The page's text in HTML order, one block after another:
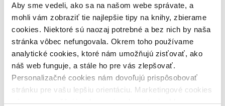
Aby sme vedeli, ako sa na našom webe správate, a
mohli vám zobraziť tie najlepšie tipy na knihy, zbierame
cookies. Niektoré sú naozaj potrebné a bez nich by naša
stránka vôbec nefungovala. Okrem toho používame
analytické cookies, ktoré nám umožňujú zisťovať, ako
náš web funguje, a stále ho pre vás zlepšovať.
Personalizačné cookies nám dovoľujú prispôsobovať
stránku pre vašu lepšiu orientáciu. Marketingové cookies
nám zas umožňujú zobrazenie relevantnej reklamy.
Bestsellery
Top hodnotené
Novinky
Najdrahšie
Najlacnejšie
Najvyššia zľava